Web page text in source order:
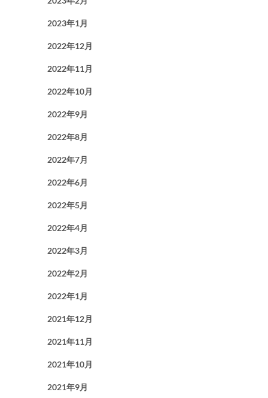
2023年1月
2022年12月
2022年11月
2022年10月
2022年9月
2022年8月
2022年7月
2022年6月
2022年5月
2022年4月
2022年3月
2022年2月
2022年1月
2021年12月
2021年11月
2021年10月
2021年9月